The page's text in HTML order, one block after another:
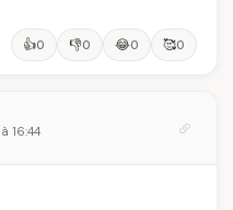
👍0 👎0 😂0 🥰0
16:44